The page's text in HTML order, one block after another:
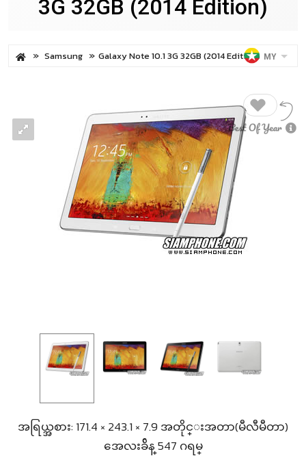
3G 32GB (2014 Edition)
Samsung Galaxy Note 10.1 3G 32GB (2014 Edition) MY
အရြယ္အစား: 171.4 × 243.1 × 7.9 အတိုင္းအတာ(မီလီမီတာ)
အေလးခ်ိန္ 547 ဂရမ္